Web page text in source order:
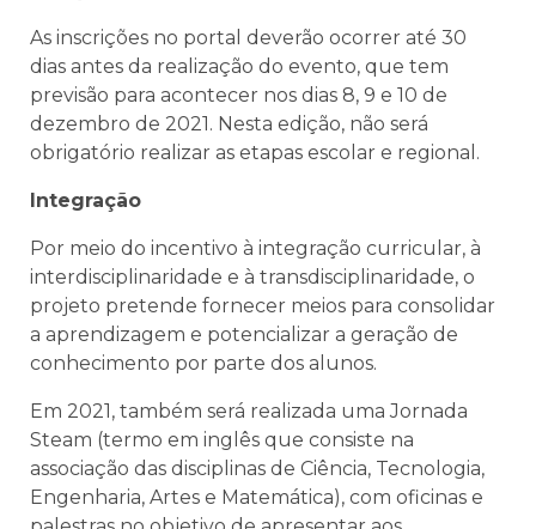
As inscrições no portal deverão ocorrer até 30
dias antes da realização do evento, que tem
previsão para acontecer nos dias 8, 9 e 10 de
dezembro de 2021. Nesta edição, não será
obrigatório realizar as etapas escolar e regional.
Integração
Por meio do incentivo à integração curricular, à
interdisciplinaridade e à transdisciplinaridade, o
projeto pretende fornecer meios para consolidar
a aprendizagem e potencializar a geração de
conhecimento por parte dos alunos.
Em 2021, também será realizada uma Jornada
Steam (termo em inglês que consiste na
associação das disciplinas de Ciência, Tecnologia,
Engenharia, Artes e Matemática), com oficinas e